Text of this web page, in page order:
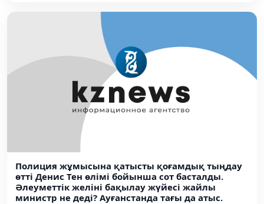
Полиция жұмысына қатысты қоғамдық тыңдау
өтті Денис Тен өлімі бойынша сот басталды.
Әлеуметтік желіні бақылау жүйесі жайлы
министр не деді? Ауғанстанда тағы да атыс.